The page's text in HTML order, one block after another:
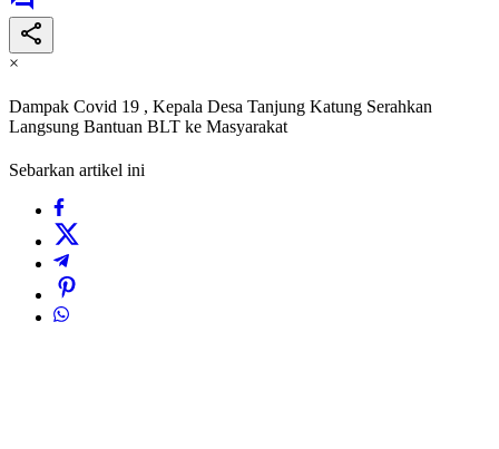
×
Dampak Covid 19 , Kepala Desa Tanjung Katung Serahkan
Langsung Bantuan BLT ke Masyarakat
Sebarkan artikel ini